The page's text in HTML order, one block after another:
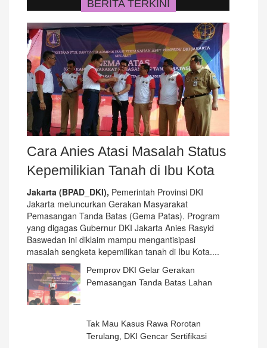
BERITA TERKINI
Cara Anies Atasi Masalah Status
Kepemilikian Tanah di Ibu Kota
Jakarta (BPAD_DKI), Pemerintah Provinsi DKI
Jakarta meluncurkan Gerakan Masyarakat
Pemasangan Tanda Batas (Gema Patas). Program
yang digagas Gubernur DKI Jakarta Anies Rasyid
Baswedan ini diklaim mampu mengantisipasi
masalah sengketa kepemilikan tanah di Ibu Kota....
Pemprov DKI Gelar Gerakan
Pemasangan Tanda Batas Lahan
Tak Mau Kasus Rawa Rorotan
Terulang, DKI Gencar Sertifikasi